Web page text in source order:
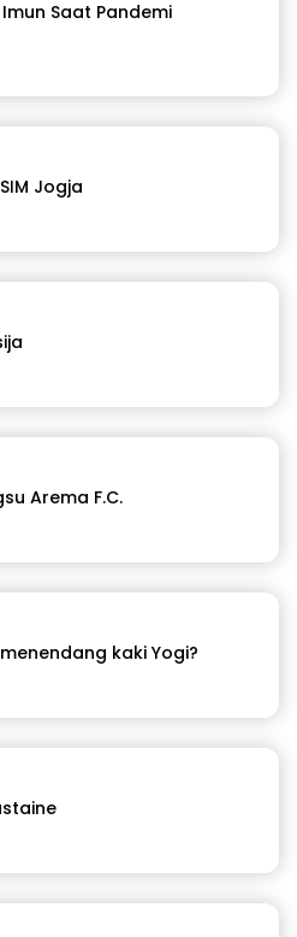
Saat Pandemi
Jogja
Arema F.C.
kaki Yogi?